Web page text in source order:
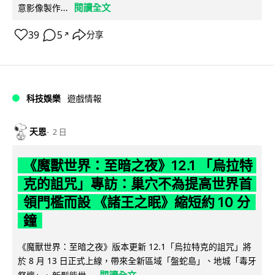
意影像製作...
閱讀全文
39 5 ↗ 分享
科技娛樂 遊戲情報
天恩 2 日
《魔獸世界：至暗之夜》12.1 「烏拉特
克的詛咒」專訪：巢穴不為提高世界首
領門檻而設 《諸王之眠》縮短約 10 分
鐘
《魔獸世界：至暗之夜》版本更新 12.1「烏拉特克的詛咒」將
於 8 月 13 日正式上線，帶來全新區域「盤蛇島」、地城「毒牙